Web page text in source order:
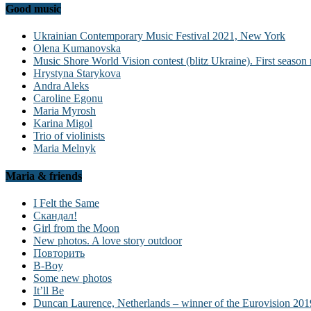
Good music
Ukrainian Contemporary Music Festival 2021, New York
Olena Kumanovska
Music Shore World Vision contest (blitz Ukraine). First season
Hrystyna Starykova
Andra Aleks
Caroline Egonu
Maria Myrosh
Karina Migol
Trio of violinists
Maria Melnyk
Maria & friends
I Felt the Same
Скандал!
Girl from the Moon
New photos. A love story outdoor
Повторить
B-Boy
Some new photos
It’ll Be
Duncan Laurence, Netherlands – winner of the Eurovision